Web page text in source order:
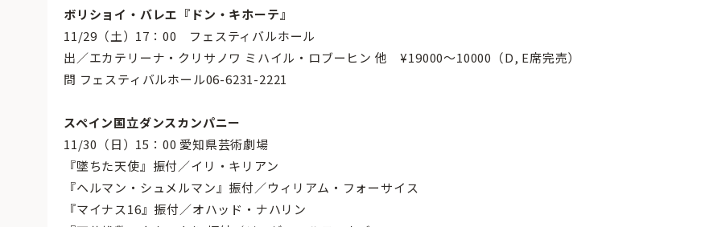
ボリショイ・バレエ『ドン・キホーテ』
11/29（土）17：00 フェスティバルホール
出／エカテリーナ・クリサノワ ミハイル・ロブーヒン 他 ¥19000〜10000（D, E席完売）
問 フェスティバルホール06-6231-2221
スペイン国立ダンスカンパニー
11/30（日）15：00 愛知県芸術劇場
『墜ちた天使』振付／イリ・キリアン
『ヘルマン・シュメルマン』振付／ウィリアム・フォーサイス
『マイナス16』振付／オハッド・ナハリン